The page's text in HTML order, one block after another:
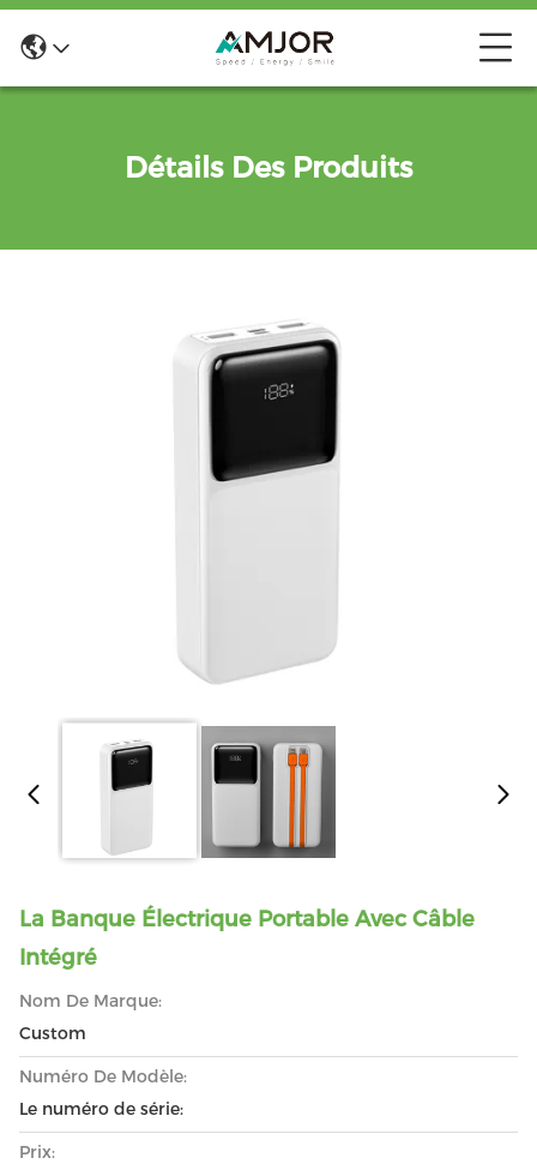
Détails Des Produits
La Banque Électrique Portable Avec Câble
Intégré
Nom De Marque:
Custom
Numéro De Modèle:
Le numéro de série:
Prix: